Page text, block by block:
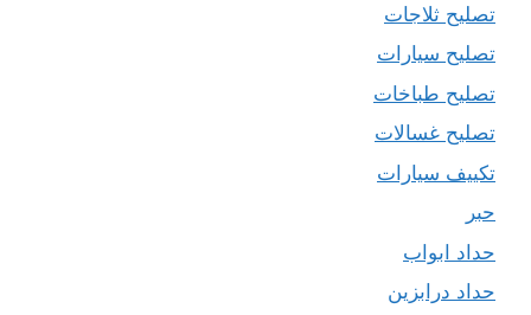
تصليح ثلاجات
تصليح سيارات
تصليح طباخات
تصليح غسالات
تكييف سيارات
حبر
حداد ابواب
حداد درابزين